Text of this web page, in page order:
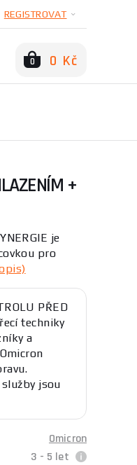
REGISTROVAT
0 0 Kč
+
je
pro
PŘED
techniky
a
jsou
Omicron
3 - 5 let